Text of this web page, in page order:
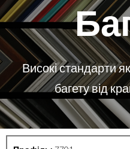
Високі стандарти
багету від